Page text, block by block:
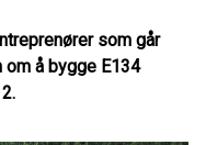
som går
å bygge E134